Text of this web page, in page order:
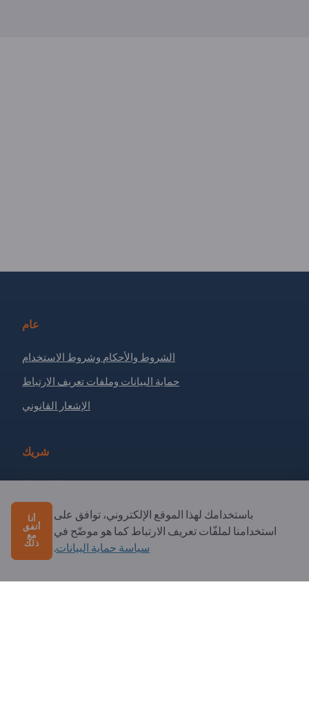
عام
الشروط والأحكام وشروط الاستخدام
حماية البيانات وملفات تعريف الارتباط
الإشعار القانوني
شريك
سجل كشريك
الاشتراك في النشرة الإخبارية
لديك أسئلة؟
باستخدامك لهذا الموقع الإلكتروني، توافق على
استخدامنا لملفّات تعريف الارتباط كما هو موضّح في
سياسة حماية البيانات.
أنا
أتفق
مع
ذلك